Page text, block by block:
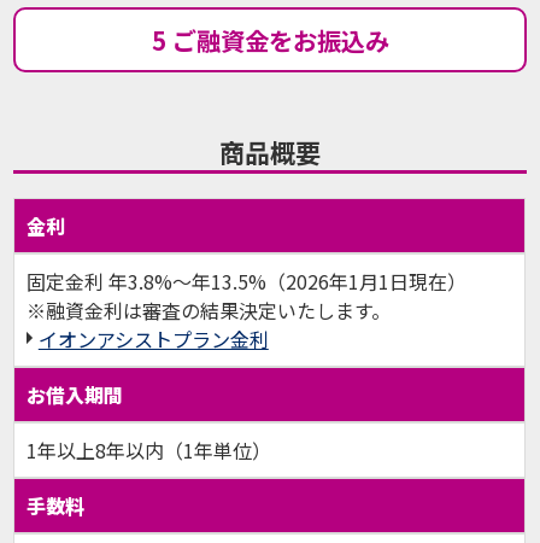
5 ご融資金をお振込み
商品概要
金利
固定金利 年3.8%〜年13.5%（2026年1月1日現在）
※融資金利は審査の結果決定いたします。
イオンアシストプラン金利
お借入期間
1年以上8年以内（1年単位）
手数料